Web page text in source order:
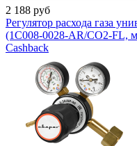
2 188 руб
Регулятор расхода газа
(1C008-0028-AR/CO2-FL,
Cashback